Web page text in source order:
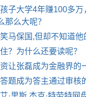
子大学4年赚100多万
那么大呢？
马保国,但却不知道他
？为什么还要读呢？
让张磊成为金融界的
题成为答主通过审核